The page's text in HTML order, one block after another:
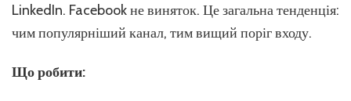
LinkedIn. Facebook не виняток. Це загальна тенденція:
чим популярніший канал, тим вищий поріг входу.
Що робити: